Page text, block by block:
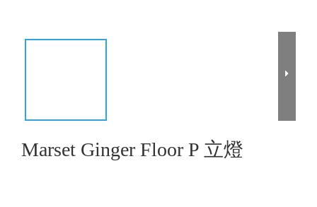
Marset Ginger Floor P 立燈